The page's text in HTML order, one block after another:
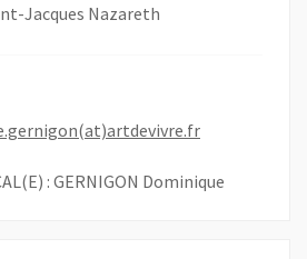
Jacques Nazareth
, Ouvre une
: GERNIGON Dominique